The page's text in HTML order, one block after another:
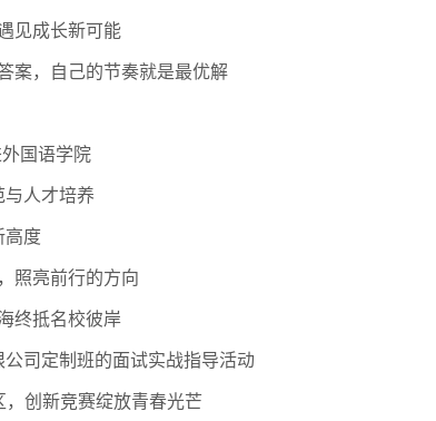
见成长新可能
案，自己的节奏就是最优解
国语学院
与人才培养
高度
照亮前行的方向
终抵名校彼岸
司定制班的面试实战指导活动
创新竞赛绽放青春光芒